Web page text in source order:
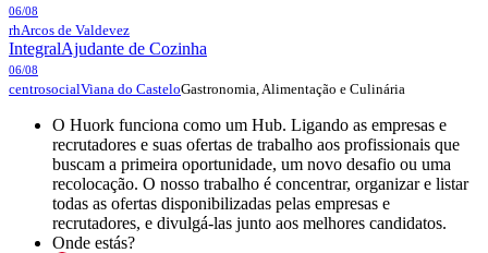
06/08
rhArcos de Valdevez
IntegralAjudante de Cozinha
06/08
centrosocialViana do CasteloGastronomia, Alimentação e Culinária
O Huork funciona como um Hub. Ligando as empresas e
recrutadores e suas ofertas de trabalho aos profissionais que
buscam a primeira oportunidade, um novo desafio ou uma
recolocação. O nosso trabalho é concentrar, organizar e listar
todas as ofertas disponibilizadas pelas empresas e
recrutadores, e divulgá-las junto aos melhores candidatos.
Onde estás?